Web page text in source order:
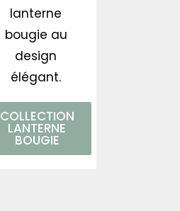
lanterne
bougie au
design
élégant.
COLLECTION
LANTERNE
BOUGIE